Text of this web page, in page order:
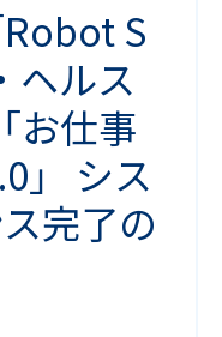
S
ヘルス
お仕事
」 シス
完了の